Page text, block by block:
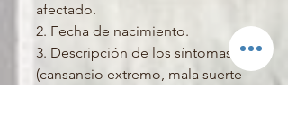
afectado.
2. Fecha de nacimiento.
3. Descripción de los síntomas
(cansancio extremo, mala suerte